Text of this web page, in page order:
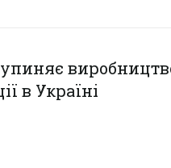
в Україні